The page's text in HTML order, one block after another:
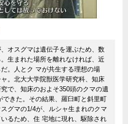
オスグマは遺伝子を運ぶため、数
生まれた場所を離れなければ、近
。人とク マが共生する理想の場
。北大大学院獣医学研究科、知床
で、知床のおよそ350頭のクマの遺
きた。その結果、羅臼町と斜里町
グマの1/4が、ルシャ生まれのクマ
るため、住 宅地に現れ、駆除され